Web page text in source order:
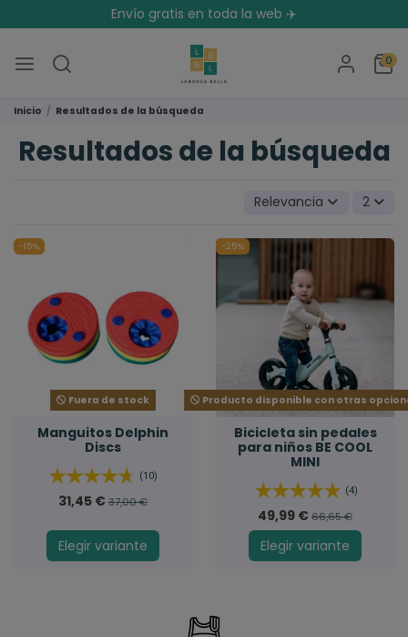
Envío gratis en toda la web ✈️
0
Inicio Resultados de la búsqueda
Resultados de la búsqueda
Relevancia 2
-15%
Fuera de stock
Manguitos Delphin
Discs
(10)
31,45 € 37,00 €
Elegir variante
-25%
Producto disponible con otras
Bicicleta sin pedales
para niños BE COOL
MINI
(4)
49,99 €66,65 €
Elegir variante